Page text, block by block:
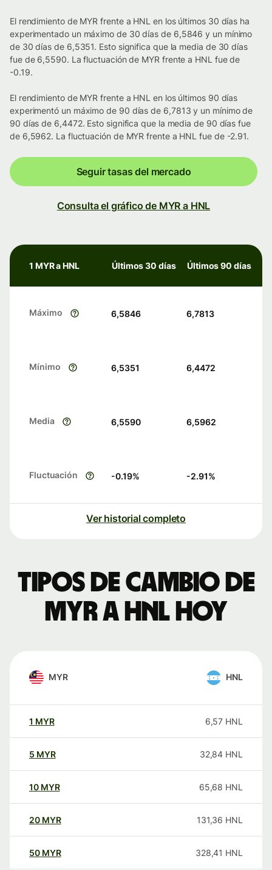
El rendimiento de MYR frente a HNL en los últimos 30 días ha
experimentado un máximo de 30 días de 6,5846 y un mínimo
de 30 días de 6,5351. Esto significa que la media de 30 días
fue de 6,5590. La fluctuación de MYR frente a HNL fue de
-0.19.
El rendimiento de MYR frente a HNL en los últimos 90 días
experimentó un máximo de 90 días de 6,7813 y un mínimo de
90 días de 6,4472. Esto significa que la media de 90 días fue
de 6,5962. La fluctuación de MYR frente a HNL fue de -2.91.
Seguir tasas del mercado
Consulta el gráfico de MYR a HNL
1 MYR a HNL Últimos 30 días Últimos 90 días
Máximo 6,5846 6,7813
Mínimo 6,5351 6,4472
Media 6,5590 6,5962
Fluctuación -0.19% -2.91%
Ver historial completo
Tipos de cambio de
MYR a HNL hoy
MYR HNL
1 MYR 6,57 HNL
5 MYR 32,84 HNL
10 MYR 65,68 HNL
20 MYR 131,36 HNL
50 MYR 328,41 HNL